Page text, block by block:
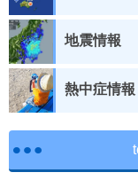
地震情報
熱中症情報